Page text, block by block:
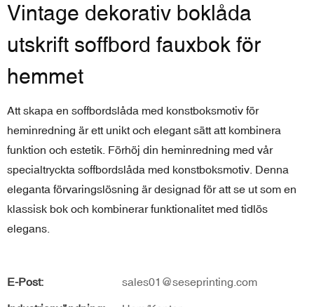
Vintage dekorativ boklåda
utskrift soffbord fauxbok för
hemmet
Att skapa en soffbordslåda med konstboksmotiv för
heminredning är ett unikt och elegant sätt att kombinera
funktion och estetik. Förhöj din heminredning med vår
specialtryckta soffbordslåda med konstboksmotiv. Denna
eleganta förvaringslösning är designad för att se ut som en
klassisk bok och kombinerar funktionalitet med tidlös
elegans.
E-Post: sales01@seseprinting.com